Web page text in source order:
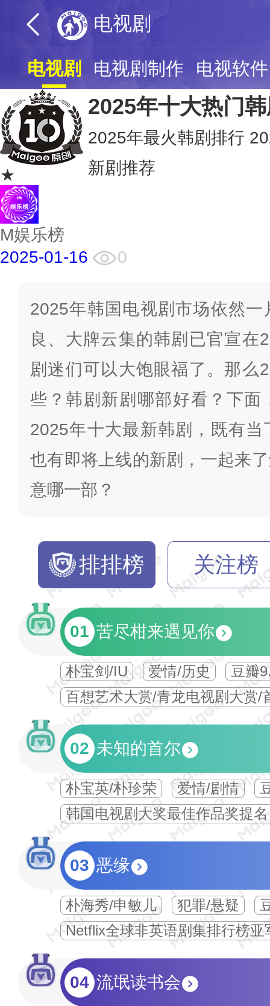
电视剧
电视剧 电视剧制作 电视软件
★
2025年十大热门
2025年最火韩剧排行
新剧推荐
M娱乐榜
2025-01-16
0
2025年韩国电视剧市场依然
良、大牌云集的韩剧已官宣在
剧迷们可以大饱眼福了。那么
些？韩剧新剧哪部好看？下面
2025年十大最新韩剧，既有
也有即将上线的新剧，一起来
意哪一部？
排排榜 关注榜
01 苦尽柑来遇见你
朴宝剑/IU 爱情/历史
豆瓣
百想艺术大赏/青龙电视剧大赏/
02 未知的首尔
朴宝英/朴珍荣 爱情/剧情
韩国电视剧大奖最佳作品奖提名
03 恶缘
朴海秀/申敏儿 犯罪/悬疑
Netflix全球非英语剧集排行榜亚
04 流氓读书会